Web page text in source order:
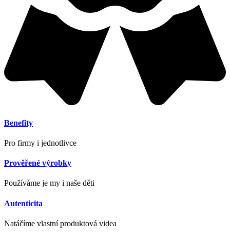
Benefity
Pro firmy i jednotlivce
Prověřené výrobky
Používáme je my i naše děti
Autenticita
Natáčíme vlastní produktová videa